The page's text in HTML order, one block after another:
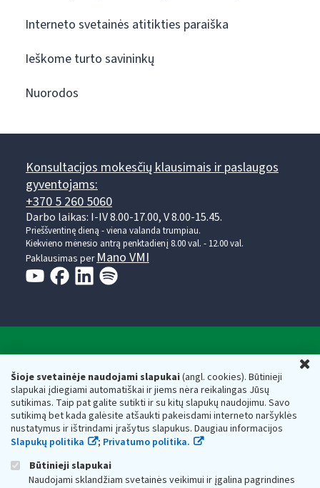
Šioje svetainėje naudojami slapukai(angl. cookies). Būtinieji
slapukai įdiegiami automatiškai ir jiems nėra reikalingas Jūsų
sutikimas. Taip pat galite sutikti ir su kitų slapukų naudojimu. Savo
sutikimą bet kada galėsite atšaukti pakeisdami interneto naršyklės
nustatymus ir ištrindami įrašytus slapukus. Daugiau informacijos
Slapukų politika
; Privatumo politika.
Būtinieji slapukai
Naudojami sklandžiam svetainės veikimui ir įgalina pagrindines
Interneto svetainės atitikties paraiška
Ieškome turto savininkų
Nuorodos
Konsultacijos mokesčių klausimais ir paslaugos
gyventojams:
+370 5 260 5060
Darbo laikas: I-IV 8.00-17.00, V 8.00-15.45.
Prieššventinę dieną - viena valanda trumpiau.
Kiekvieno mėnesio antrą penktadienį 8.00 val. - 12.00 val.
Paklausimas perMano VMI
Valstybinė mokesčių inspekcija prie Lietuvos
Respublikos finansų ministerijos
Biudžetinė įstaiga. Juridinio asmens kodas — 188659752,
adresas: Vasario 16-osios g. 14, 01107 Vilnius, Lietuva, el.paštas:
vmi@vmi.lt , E. pristatymo dėžutės adresas 188659752
Duomenys apie Valstybinę mokesčių inspekciją prie Lietuvos
Respublikos finansų ministerijos kaupiami ir saugomi Juridinių